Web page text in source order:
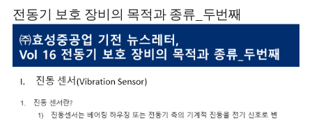
전동기 보호 장비의 목적과 종류_두번째